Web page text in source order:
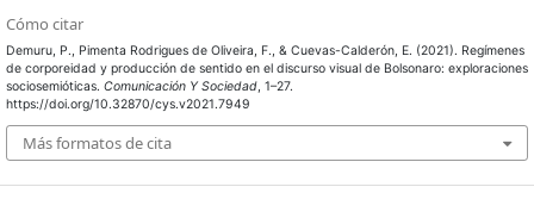
Cómo citar
Demuru, P., Pimenta Rodrigues de Oliveira, F., & Cuevas-Calderón, E. (2021). Regímenes
de corporeidad y producción de sentido en el discurso visual de Bolsonaro: exploraciones
sociosemióticas. Comunicación Y Sociedad, 1–27.
https://doi.org/10.32870/cys.v2021.7949
Más formatos de cita